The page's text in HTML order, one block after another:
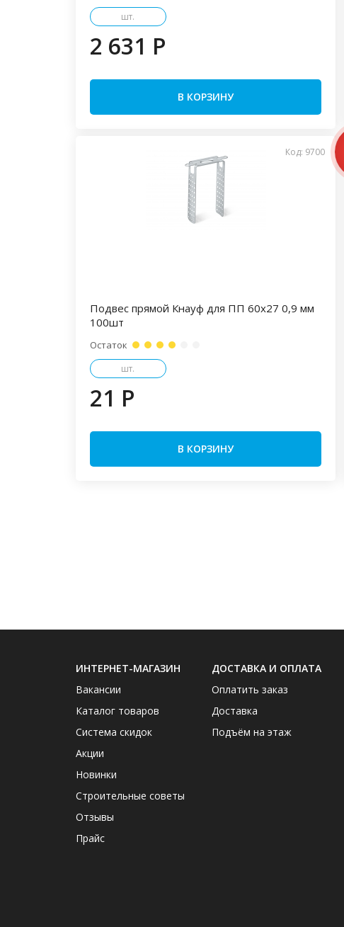
шт.
2 631 P
В КОРЗИНУ
Код: 9700
Подвес прямой Кнауф для ПП 60х27 0,9 мм
100шт
Остаток
шт.
21 P
В КОРЗИНУ
ИНТЕРНЕТ-МАГАЗИН
Вакансии
Каталог товаров
Система скидок
Акции
Новинки
Строительные советы
Отзывы
Прайс
ДОСТАВКА И ОПЛАТА
Оплатить заказ
Доставка
Подъём на этаж